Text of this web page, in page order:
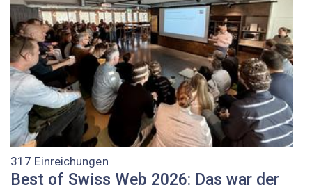
317 Einreichungen
Best of Swiss Web 2026: Das war der